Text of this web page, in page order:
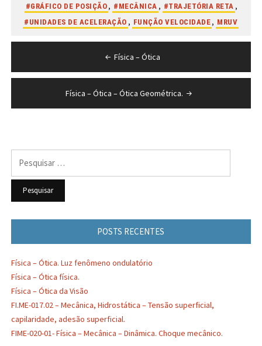
#GRÁFICO DE POSIÇÃO , #MECÂNICA , #TRAJETÓRIA RETA ,
#UNIDADES DE ACELERAÇÃO , FUNÇÃO VELOCIDADE , MRUV
de
Física – Ótica
Física – Ótica – Ótica Geométrica.
POSTS RECENTES
Física – Ótica. Luz fenômeno ondulatório
Física – Ótica física.
Física – Ótica da Visão
FI.ME-017.02 – Mecânica, Hidrostática – Tensão superficial,
capilaridade, adesão superficial.
FIME-020-01- Física – Mecânica – Dinâmica. Choque mecânico.